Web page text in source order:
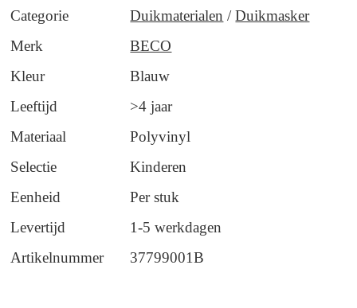
Categorie Duikmaterialen /Duikmasker
Merk
BECO
Kleur
Blauw
Leeftijd
>4 jaar
Materiaal
Polyvinyl
Selectie
Kinderen
Eenheid
Per stuk
Levertijd
1-5 werkdagen
Artikelnummer
37799001B